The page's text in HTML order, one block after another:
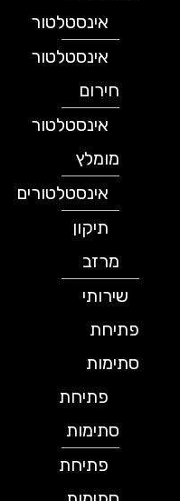
אינסטלטור
אינסטלטור
חירום
אינסטלטור
מומלץ
אינסטלטורים
תיקון
מרזב
שירותי
פתיחת
סתימות
פתיחת
סתימות
פתיחת